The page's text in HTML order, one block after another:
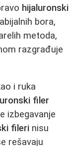
hijaluronski
bora,
metoda,
razgrađuje
i ruka
filer
izbegavanje
fileri nisu
rešavaju